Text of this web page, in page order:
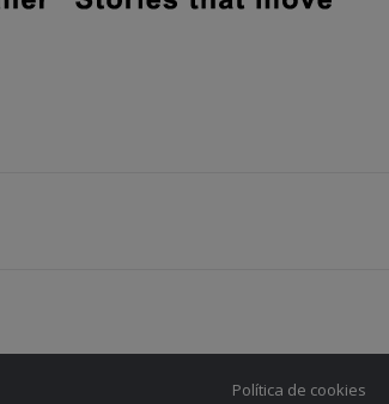
Política de cookies